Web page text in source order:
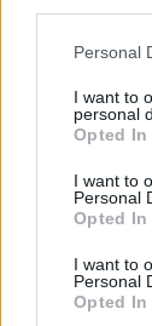
Personal
I want to
personal
Opted In
I want to
Personal
Opted In
I want to
Personal
Opted In